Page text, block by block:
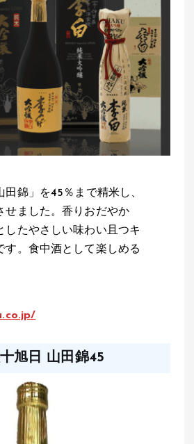
田錦」を45％まで精米し、
せました。香りおだやか
したやさしい味わい且つキ
す。食中酒として楽しめる
旭日 山田錦45